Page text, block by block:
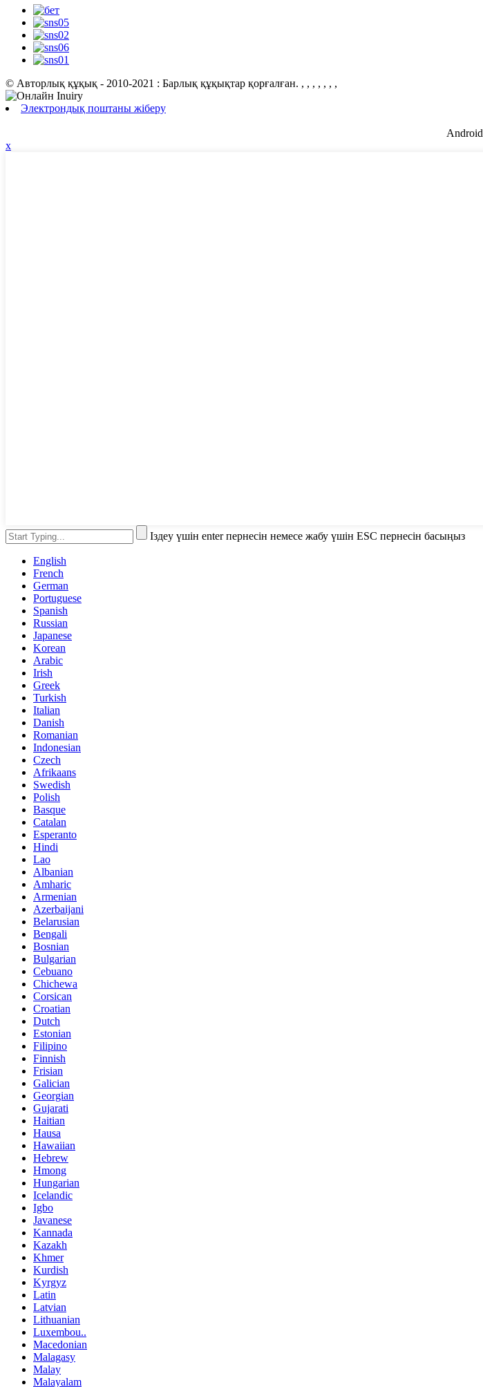
© Авторлық құқық - 2010-2021 : Барлық құқықтар қорғалған. , , , , , , ,
Электрондық поштаны жіберу
Android
x
Іздеу үшін enter пернесін немесе жабу үшін ESC пернесін басыңыз
English
French
German
Portuguese
Spanish
Russian
Japanese
Korean
Arabic
Irish
Greek
Turkish
Italian
Danish
Romanian
Indonesian
Czech
Afrikaans
Swedish
Polish
Basque
Catalan
Esperanto
Hindi
Lao
Albanian
Amharic
Armenian
Azerbaijani
Belarusian
Bengali
Bosnian
Bulgarian
Cebuano
Chichewa
Corsican
Croatian
Dutch
Estonian
Filipino
Finnish
Frisian
Galician
Georgian
Gujarati
Haitian
Hausa
Hawaiian
Hebrew
Hmong
Hungarian
Icelandic
Igbo
Javanese
Kannada
Kazakh
Khmer
Kurdish
Kyrgyz
Latin
Latvian
Lithuanian
Luxembou..
Macedonian
Malagasy
Malay
Malayalam